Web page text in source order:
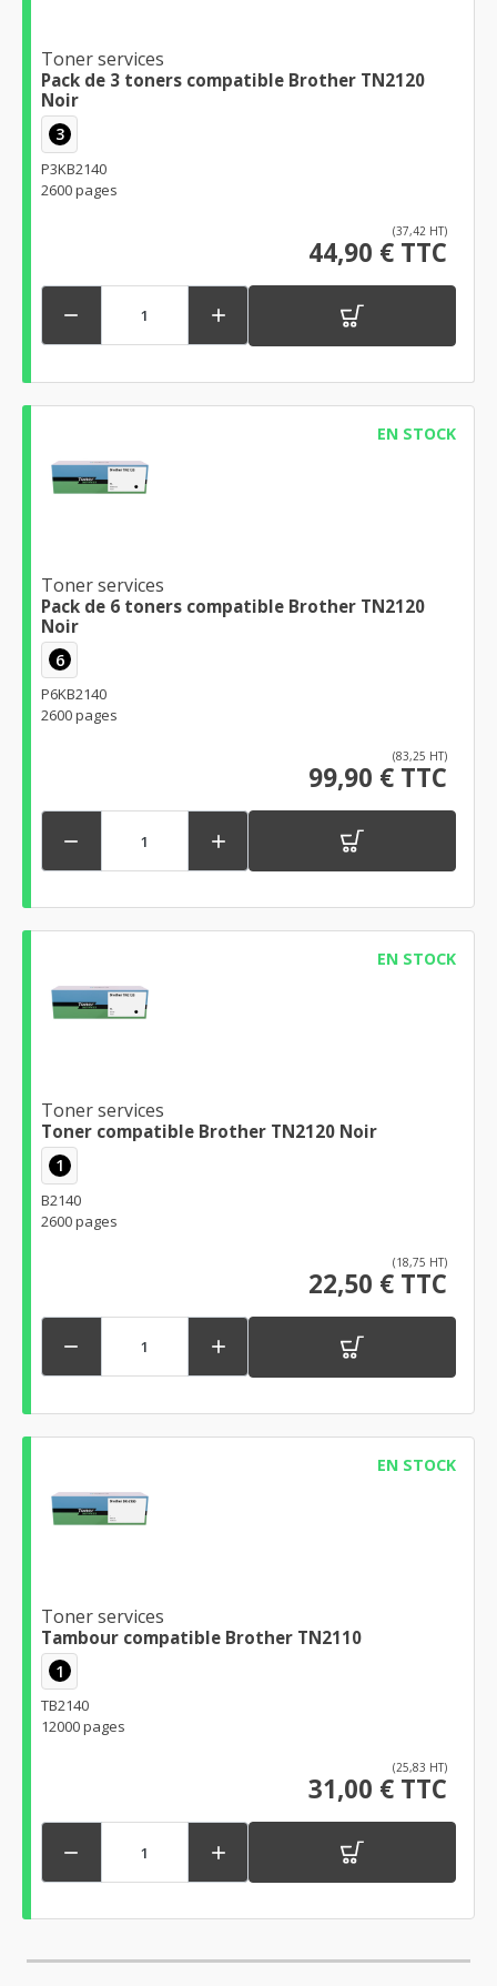
Toner services
Pack de 3 toners compatible Brother TN2120
Noir
3
P3KB2140
2600 pages
(37,42 HT)
44,90 € TTC
 
EN STOCK
Toner services
Pack de 6 toners compatible Brother TN2120
Noir
6
P6KB2140
2600 pages
(83,25 HT)
99,90 € TTC
 
EN STOCK
Toner services
Toner compatible Brother TN2120 Noir
1
B2140
2600 pages
(18,75 HT)
22,50 € TTC
 
EN STOCK
Toner services
Tambour compatible Brother TN2110
1
TB2140
12000 pages
(25,83 HT)
31,00 € TTC
 